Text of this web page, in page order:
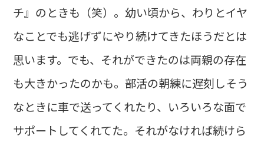
チ』のときも（笑）。幼い頃から、わりとイヤ
なことでも逃げずにやり続けてきたほうだとは
思います。でも、それができたのは両親の存在
も大きかったのかも。部活の朝練に遅刻しそう
なときに車で送ってくれたり、いろいろな面で
サポートしてくれてた。それがなければ続けら